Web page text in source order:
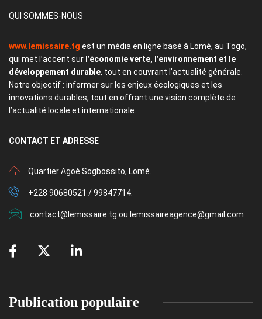
QUI SOMMES-NOUS
www.lemissaire.tg est un média en ligne basé à Lomé, au Togo,
qui met l’accent sur l’économie verte, l’environnement et le
développement durable, tout en couvrant l’actualité générale.
Notre objectif : informer sur les enjeux écologiques et les
innovations durables, tout en offrant une vision complète de
l’actualité locale et internationale.
CONTACT ET ADRESSE
Quartier Agoè Sogbossito, Lomé.
+228 90680521 / 99847714.
contact@lemissaire.tg ou lemissaireagence@gmail.com
Publication populaire